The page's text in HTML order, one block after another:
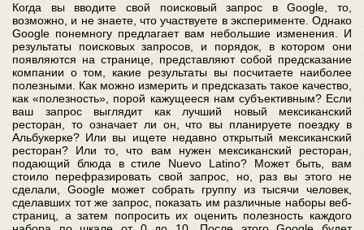
Когда вы вводите свой поисковый запрос в Google, то,
возможно, и не знаете, что участвуете в эксперименте. Однако
Google понемногу предлагает вам небольшие изменения. И
результаты поисковых запросов, и порядок, в котором они
появляются на странице, представляют собой предсказание
компании о том, какие результаты вы посчитаете наиболее
полезными. Как можно измерить и предсказать такое качество,
как «полезность», порой кажущееся нам субъективным? Если
ваш запрос выглядит как лучший новый мексиканский
ресторан, то означает ли он, что вы планируете поездку в
Альбукерке? Или вы ищете недавно открытый мексиканский
ресторан? Или то, что вам нужен мексиканский ресторан,
подающий блюда в стиле Nuevo Latino? Может быть, вам
стоило перефразировать свой запрос, но, раз вы этого не
сделали, Google может собрать группу из тысячи человек,
сделавших тот же запрос, показать им различные наборы веб-
страниц, а затем попросить их оценить полезность каждого